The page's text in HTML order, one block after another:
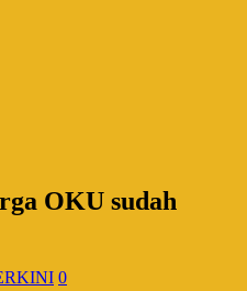
OKU sudah
0